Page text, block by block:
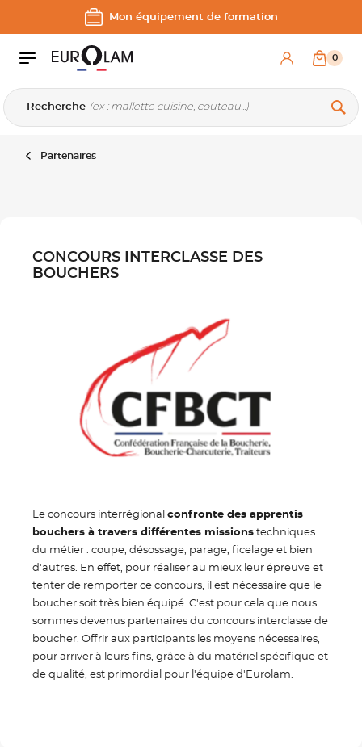
Aller au contenu
Aller à la navigation principale
Mon équipement de formation
Recherche
0
Partenaires
CONCOURS INTERCLASSE DES
BOUCHERS
Le concours interrégional confronte des apprentis
bouchers à travers différentes missions techniques
du métier : coupe, désossage, parage, ficelage et bien
d'autres. En effet, pour réaliser au mieux leur épreuve et
tenter de remporter ce concours, il est nécessaire que le
boucher soit très bien équipé. C'est pour cela que nous
sommes devenus partenaires du concours interclasse de
boucher. Offrir aux participants les moyens nécessaires,
pour arriver à leurs fins, grâce à du matériel spécifique et
de qualité, est primordial pour l'équipe d'Eurolam.